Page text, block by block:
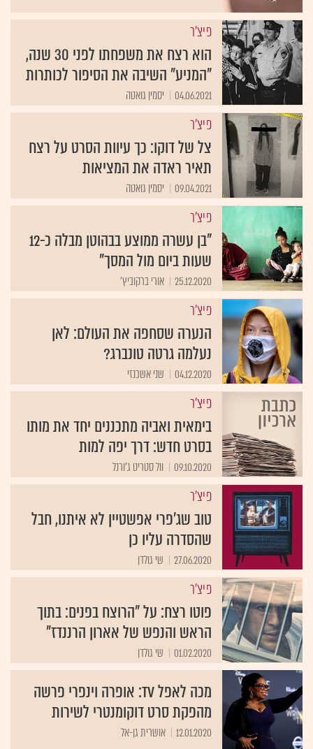
פיצ'ר
הוא רצח את משפחתו לפני 30 שנה,
"המניע" השיבה את הסיפור לכותרות
04.06.2021 יסמין גואטה
פיצ'ר
צל של דוקו: כך עיוות הסרט על רצח
תאיר ראדה את המציאות
09.04.2021 יסמין גואטה
פיצ'ר
"בן עשרה ממוצע בבהוטן מבלה כ-12
שעות ביום מול המסך"
25.12.2020 אורי ברקוביץ'
פיצ'ר
הנערה שסחפה את העולם: לאן
נעלמה גרטה טונברג?
04.12.2020 שני אשכנזי
פיצ'ר
בימאית ואביה מתכננים יחד את מותו
בסרט חדש: דרך יפה למות
09.10.2020 וול סטריט ג'ורנל
פיצ'ר
טוב שג'פרי אפשטיין לא איתנו, חבל
שהסדרה עליו כן
27.06.2020 שי גולדן
פיצ'ר
פוטו רצח: על "הרוצח בפנים: בתוך
הראש והנפש של אארון הרננדז"
01.02.2020 שי גולדן
מכה לאפל TV: אופרה וינפרי פרשה
מהפקת סרט דוקומנטרי לשירות
12.01.2020 אושרית גן-אל